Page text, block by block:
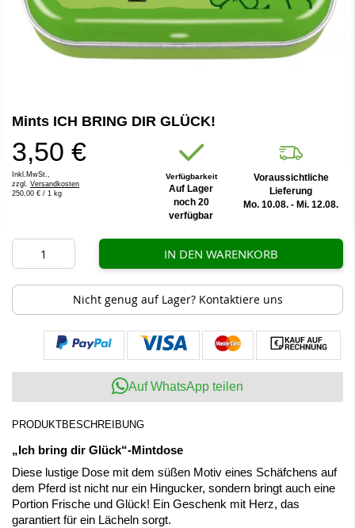
Anfang
Bildergalerie
springen
Mints ICH BRING DIR GLÜCK!
3,50 €
Inkl.MwSt.,
zzgl. Versandkosten
250,00 € / 1 kg
Verfügbarkeit
Auf Lager
noch 20
verfügbar
Voraussichtliche
Lieferung
Mo. 10.08. - Mi. 12.08.
IN DEN WARENKORB
Nicht genug auf Lager? Kontaktiere uns
Auf WhatsApp teilen
PRODUKTBESCHREIBUNG
„Ich bring dir Glück“-Mintdose
Diese lustige Dose mit dem süßen Motiv eines Schäfchens auf
dem Pferd ist nicht nur ein Hingucker, sondern bringt auch eine
Portion Frische und Glück! Ein Geschenk mit Herz, das
garantiert für ein Lächeln sorgt.